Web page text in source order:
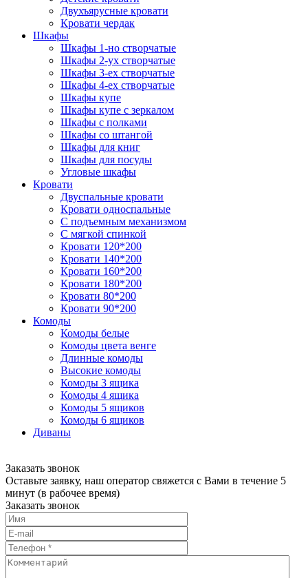
Двухъярусные кровати
Кровати чердак
Шкафы
Шкафы 1-но створчатые
Шкафы 2-ух створчатые
Шкафы 3-ех створчатые
Шкафы 4-ех створчатые
Шкафы купе
Шкафы купе с зеркалом
Шкафы с полками
Шкафы со штангой
Шкафы для книг
Шкафы для посуды
Угловые шкафы
Кровати
Двуспальные кровати
Кровати односпальные
С подъемным механизмом
С мягкой спинкой
Кровати 120*200
Кровати 140*200
Кровати 160*200
Кровати 180*200
Кровати 80*200
Кровати 90*200
Комоды
Комоды белые
Комоды цвета венге
Длинные комоды
Высокие комоды
Комоды 3 ящика
Комоды 4 ящика
Комоды 5 ящиков
Комоды 6 ящиков
Диваны
Заказать звонок
Оставьте заявку, наш оператор свяжется с Вами в течение 5
минут (в рабочее время)
Заказать звонок